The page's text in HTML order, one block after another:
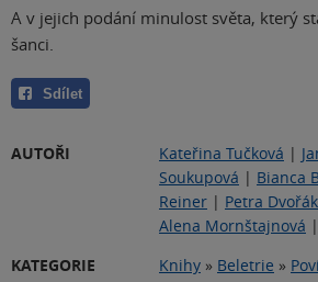
A v jejich podání minulost světa, který
šanci.
Sdílet
AUTOŘI Kateřina Tučková |
Soukupová | Bianca
Reiner | Petra
Alena Mornštajnová |
KATEGORIE
Knihy » Beletrie »